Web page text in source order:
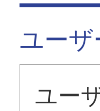
ユー
ユー